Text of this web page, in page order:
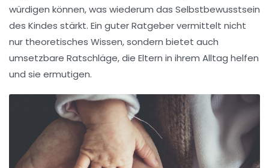
würdigen können, was wiederum das Selbstbewusstsein
des Kindes stärkt. Ein guter Ratgeber vermittelt nicht
nur theoretisches Wissen, sondern bietet auch
umsetzbare Ratschläge, die Eltern in ihrem Alltag helfen
und sie ermutigen.